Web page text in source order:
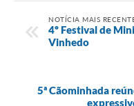
NOTÍCIA MAIS
4º Festival de
Vinhedo
5ª Cãominhada